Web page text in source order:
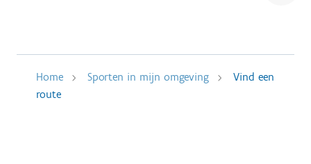
Home Sporten in mijn omgeving
Vind een
route